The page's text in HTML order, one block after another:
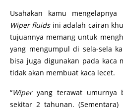
Usahakan kamu mengelapnya
Wiper fluids ini adalah cairan
tujuannya memang untuk
yang mengumpul di sela-sela
bisa juga digunakan pada kaca
tidak akan membuat kaca lecet.
“Wiperyang terawat umurnya
sekitar 2 tahunan. (Sementara)